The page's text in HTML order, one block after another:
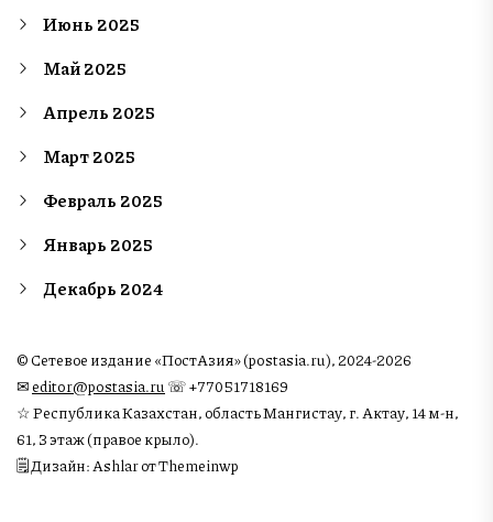
Июнь 2025
Май 2025
Апрель 2025
Март 2025
Февраль 2025
Январь 2025
Декабрь 2024
© Сетевое издание «ПостАзия» (postasia.ru), 2024-2026
✉︎editor@postasia.ru ☏ +77051718169
☆ Республика Казахстан, область Мангистау, г. Актау, 14 м-н,
61, 3 этаж (правое крыло).
🗒 Дизайн: Ashlar от Themeinwp